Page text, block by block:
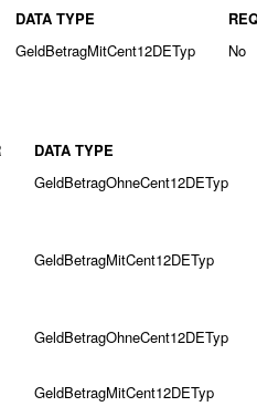
DATA TYPE
GeldBetragMitCent12DETyp No
DATA TYPE
GeldBetragOhneCent12DETyp
GeldBetragMitCent12DETyp
GeldBetragOhneCent12DETyp
GeldBetragMitCent12DETyp